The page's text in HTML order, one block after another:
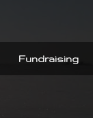
Fundraising